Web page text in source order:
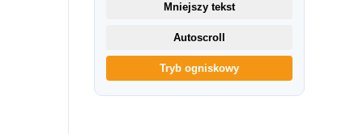
Mniejszy tekst
Autoscroll
Tryb ogniskowy